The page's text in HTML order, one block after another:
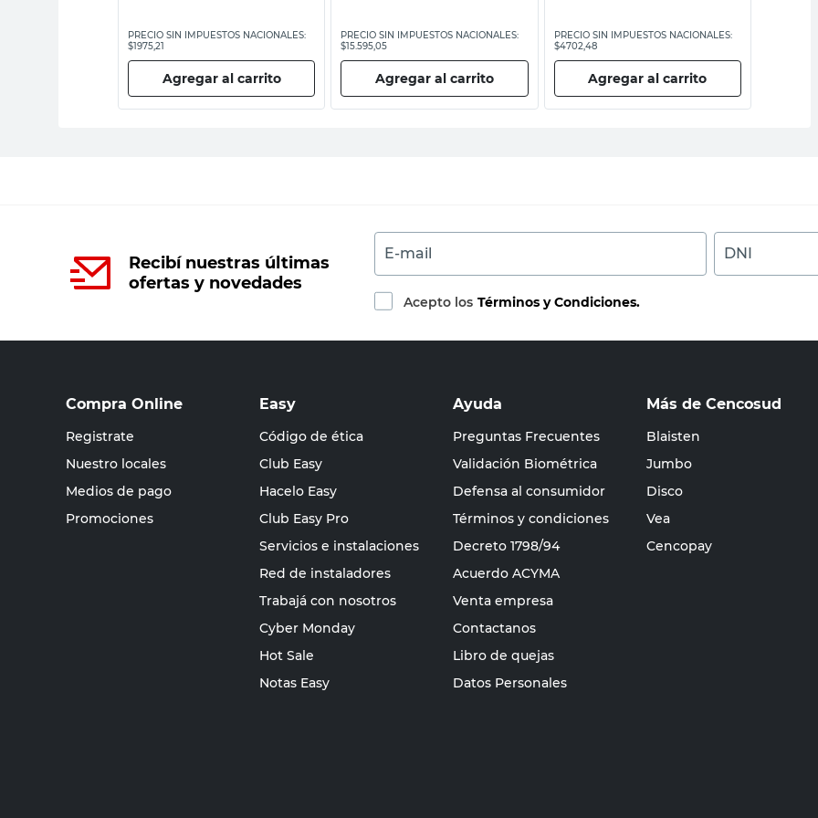
PRECIO SIN IMPUESTOS NACIONALES:
$1975,21
Agregar al carrito
PRECIO SIN IMPUESTOS NACIONALES:
$15.595,05
Agregar al carrito
PRECIO SIN IMPUESTOS NACIONALES:
$4702,48
Agregar al carrito
Recibí nuestras últimas
ofertas y novedades
E-mail DNI
Acepto los Términos y Condiciones.
Compra Online
Registrate
Nuestro locales
Medios de pago
Promociones
Easy
Código de ética
Club Easy
Hacelo Easy
Club Easy Pro
Servicios e instalaciones
Red de instaladores
Trabajá con nosotros
Cyber Monday
Hot Sale
Notas Easy
Ayuda
Preguntas Frecuentes
Validación Biométrica
Defensa al consumidor
Términos y condiciones
Decreto 1798/94
Acuerdo ACYMA
Venta empresa
Contactanos
Libro de quejas
Datos Personales
Más de Cencosud
Blaisten
Jumbo
Disco
Vea
Cencopay